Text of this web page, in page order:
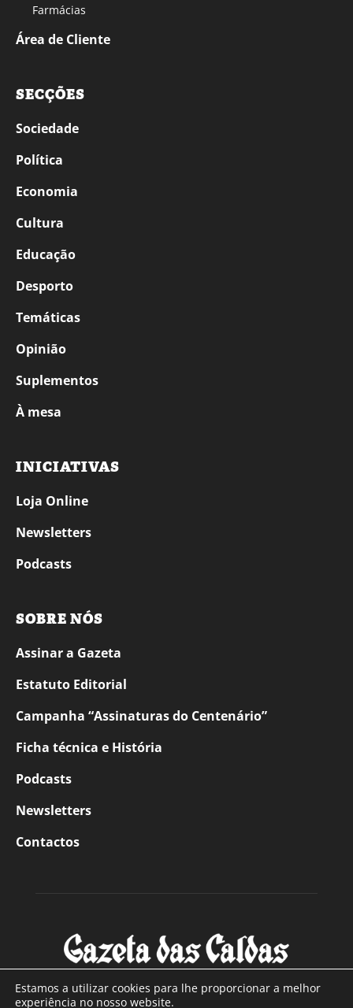
Farmácias
Área de Cliente
SECÇÕES
Sociedade
Política
Economia
Cultura
Educação
Desporto
Temáticas
Opinião
Suplementos
À mesa
INICIATIVAS
Loja Online
Newsletters
Podcasts
SOBRE NÓS
Assinar a Gazeta
Estatuto Editorial
Campanha “Assinaturas do Centenário”
Ficha técnica e História
Podcasts
Newsletters
Contactos
Estamos a utilizar cookies para lhe proporcionar a melhor
experiência no nosso website.